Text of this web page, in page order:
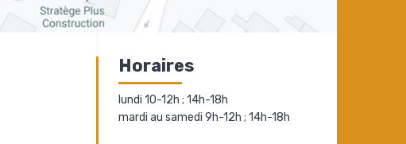
Horaires
lundi 10-12h ; 14h-18h
mardi au samedi 9h-12h ; 14h-18h